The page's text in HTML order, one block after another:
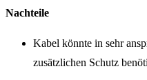
Nachteile
Kabel könnte in sehr
zusätzlichen Schutz